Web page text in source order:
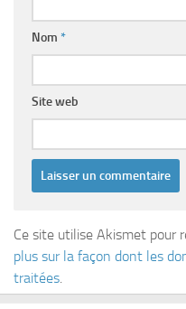
Nom *
Site web
Ce site utilise Akismet pour
plus sur la façon dont les
traitées